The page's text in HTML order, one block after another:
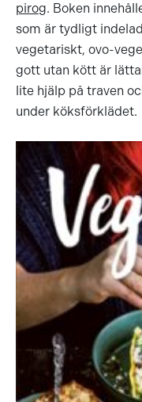
pirog. Boken
som är tydligt
vegetariskt, ovo-
gott utan kött är
lite hjälp på traven
under köksförklädet.